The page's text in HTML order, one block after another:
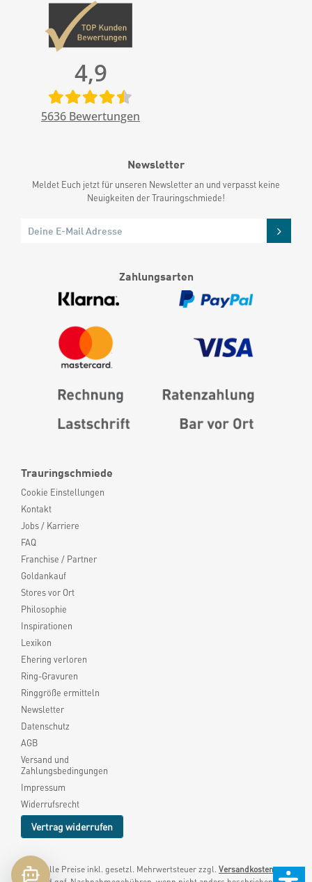
Trauringschmiede
Cookie Einstellungen
Kontakt
Jobs / Karriere
FAQ
Franchise / Partner
Goldankauf
Stores vor Ort
Philosophie
Inspirationen
Lexikon
Ehering verloren
Ring-Gravuren
Ringgröße ermitteln
Newsletter
Datenschutz
AGB
Versand und
Zahlungsbedingungen
Impressum
Widerrufsrecht
Vertrag widerrufen
4,9
5636 Bewertungen
Newsletter
Meldet Euch jetzt für unseren Newsletter an und verpasst keine
Neuigkeiten der Trauringschmiede!
Zahlungsarten
* Alle Preise inkl. gesetzl. Mehrwertsteuer zzgl. Versandkosten